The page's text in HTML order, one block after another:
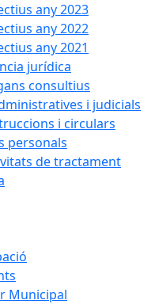
any 2023
any 2022
any 2021
jurídica
consultius
i judicials
i circulars
personals
de tractament
Municipal